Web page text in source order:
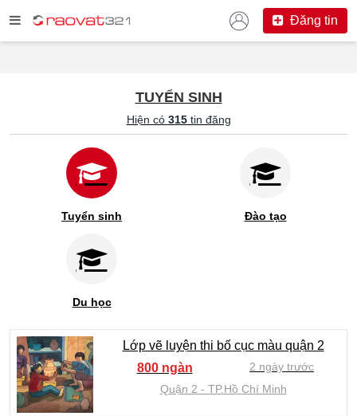
Đăng tin
TUYỂN SINH
Hiện có 315tin đăng
Tuyển sinh Đào tạo
Du học
Lớp vẽ luyện thi bố cục màu quận 2
800 ngàn
2 ngày trước
Quận 2
TP.Hồ Chí Minh